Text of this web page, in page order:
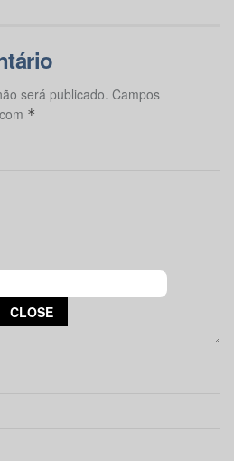
será publicado. Campos
*
will close in:
CLOSE